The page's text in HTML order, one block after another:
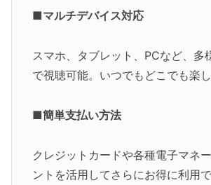
■マルチデバイス対応
スマホ、タブレット、PCなど、多
で視聴可能。いつでもどこでも楽し
■簡単支払い方法
クレジットカードや各種電子マネ
ントを活用してさらにお得に利用で